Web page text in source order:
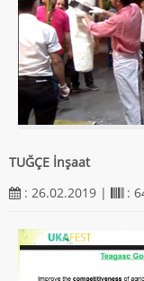
TUĞÇE İnşaat
: 26.02.2019 |
: